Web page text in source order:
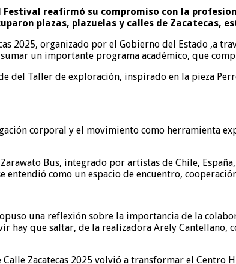
Festival reafirmó su compromiso con la
plazas, plazuelas y calles de Zacatecas,
2025, organizado por el Gobierno del Estado ,a
un importante programa académico, que
del Taller de exploración, inspirado en la pieza
corporal y el movimiento como herramienta
Bus, integrado por artistas de Chile,
como un espacio de encuentro,
una reflexión sobre la importancia de la
que saltar, de la realizadora Arely Cantellano,
Zacatecas 2025 volvió a transformar el Centro